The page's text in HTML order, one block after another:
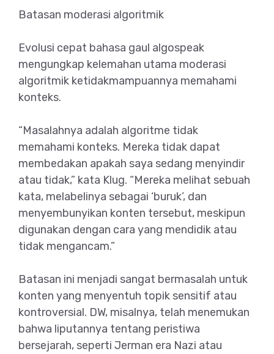
Batasan moderasi algoritmik
Evolusi cepat bahasa gaul algospeak
mengungkap kelemahan utama moderasi
algoritmik ketidakmampuannya memahami
konteks.
“Masalahnya adalah algoritme tidak
memahami konteks. Mereka tidak dapat
membedakan apakah saya sedang menyindir
atau tidak,” kata Klug. “Mereka melihat sebuah
kata, melabelinya sebagai ‘buruk’, dan
menyembunyikan konten tersebut, meskipun
digunakan dengan cara yang mendidik atau
tidak mengancam.”
Batasan ini menjadi sangat bermasalah untuk
konten yang menyentuh topik sensitif atau
kontroversial. DW, misalnya, telah menemukan
bahwa liputannya tentang peristiwa
bersejarah, seperti Jerman era Nazi atau